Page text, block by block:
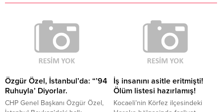
Özgür Özel, İstanbul’da: “’94
Ruhuyla’ Diyorlar.
CHP Genel Başkanı Özgür Özel,
İş insanını asitle eritmişti!
Ölüm listesi hazırlamış!
Kocaeli’nin Körfez ilçesindeki